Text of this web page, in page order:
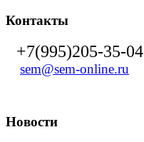
Контакты
+7(995)205-35-04
sem@sem-online.ru
Новости